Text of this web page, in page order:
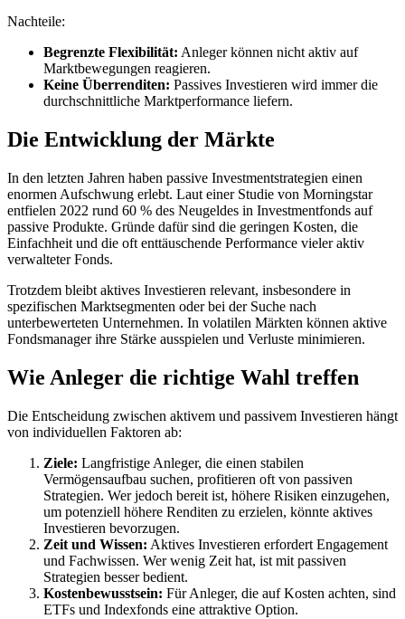
Nachteile:
Begrenzte Flexibilität: Anleger können nicht aktiv auf
Marktbewegungen reagieren.
Keine Überrenditen: Passives Investieren wird immer die
durchschnittliche Marktperformance liefern.
Die Entwicklung der Märkte
In den letzten Jahren haben passive Investmentstrategien einen
enormen Aufschwung erlebt. Laut einer Studie von Morningstar
entfielen 2022 rund 60 % des Neugeldes in Investmentfonds auf
passive Produkte. Gründe dafür sind die geringen Kosten, die
Einfachheit und die oft enttäuschende Performance vieler aktiv
verwalteter Fonds.
Trotzdem bleibt aktives Investieren relevant, insbesondere in
spezifischen Marktsegmenten oder bei der Suche nach
unterbewerteten Unternehmen. In volatilen Märkten können aktive
Fondsmanager ihre Stärke ausspielen und Verluste minimieren.
Wie Anleger die richtige Wahl treffen
Die Entscheidung zwischen aktivem und passivem Investieren hängt
von individuellen Faktoren ab:
Ziele: Langfristige Anleger, die einen stabilen
Vermögensaufbau suchen, profitieren oft von passiven
Strategien. Wer jedoch bereit ist, höhere Risiken einzugehen,
um potenziell höhere Renditen zu erzielen, könnte aktives
Investieren bevorzugen.
Zeit und Wissen: Aktives Investieren erfordert Engagement
und Fachwissen. Wer wenig Zeit hat, ist mit passiven
Strategien besser bedient.
Kostenbewusstsein: Für Anleger, die auf Kosten achten, sind
ETFs und Indexfonds eine attraktive Option.